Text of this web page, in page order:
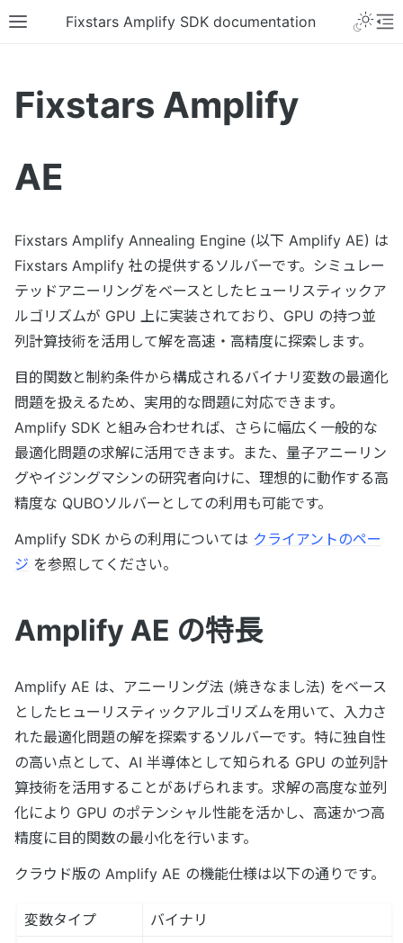
Fixstars Amplify SDK documentation
Fixstars Amplify
AE
Fixstars Amplify Annealing Engine (以下 Amplify AE) は
Fixstars Amplify 社の提供するソルバーです。シミュレー
テッドアニーリングをベースとしたヒューリスティックア
ルゴリズムが GPU 上に実装されており、GPU の持つ並
列計算技術を活用して解を高速・高精度に探索します。
目的関数と制約条件から構成されるバイナリ変数の最適化
問題を扱えるため、実用的な問題に対応できます。
Amplify SDK と組み合わせれば、さらに幅広く一般的な
最適化問題の求解に活用できます。また、量子アニーリン
グやイジングマシンの研究者向けに、理想的に動作する高
精度な QUBOソルバーとしての利用も可能です。
Amplify SDK からの利用については クライアントのペー
ジ を参照してください。
Amplify AE の特長
Amplify AE は、アニーリング法 (焼きなまし法) をベース
としたヒューリスティックアルゴリズムを用いて、入力さ
れた最適化問題の解を探索するソルバーです。特に独自性
の高い点として、AI 半導体として知られる GPU の並列計
算技術を活用することがあげられます。求解の高度な並列
化により GPU のポテンシャル性能を活かし、高速かつ高
精度に目的関数の最小化を行います。
クラウド版の Amplify AE の機能仕様は以下の通りです。
変数タイプ バイナリ